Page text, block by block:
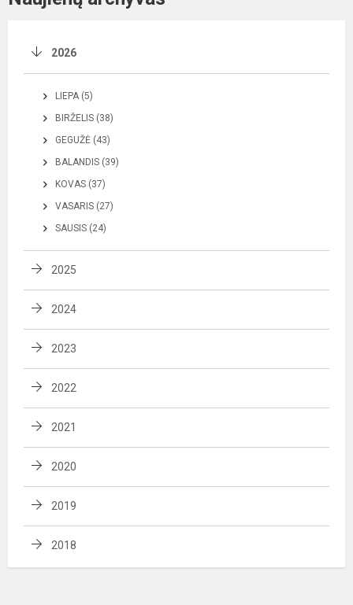
2026
LIEPA (5)
BIRŽELIS (38)
GEGUŽĖ (43)
BALANDIS (39)
KOVAS (37)
VASARIS (27)
SAUSIS (24)
2025
2024
2023
2022
2021
2020
2019
2018